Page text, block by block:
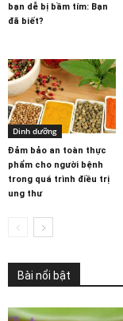
bạn dễ bị bầm tím: Bạn
đã biết?
Dinh dưỡng
Đảm bảo an toàn thực
phẩm cho người bệnh
trong quá trình điều trị
ung thư
Bài nổi bật